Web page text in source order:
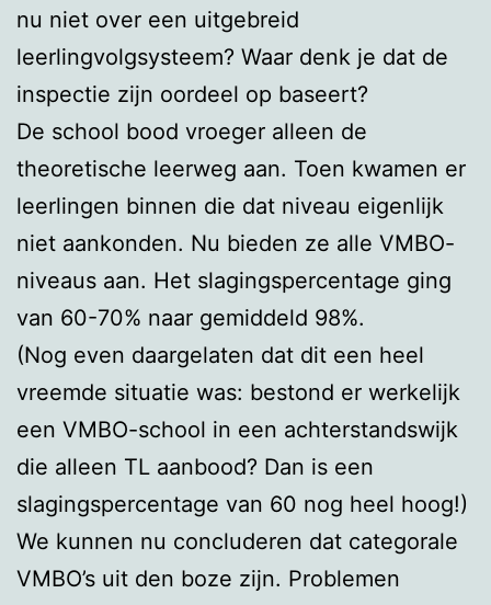
nu niet over een uitgebreid
leerlingvolgsysteem? Waar denk je dat de
inspectie zijn oordeel op baseert?
De school bood vroeger alleen de
theoretische leerweg aan. Toen kwamen er
leerlingen binnen die dat niveau eigenlijk
niet aankonden. Nu bieden ze alle VMBO-
niveaus aan. Het slagingspercentage ging
van 60-70% naar gemiddeld 98%.
(Nog even daargelaten dat dit een heel
vreemde situatie was: bestond er werkelijk
een VMBO-school in een achterstandswijk
die alleen TL aanbood? Dan is een
slagingspercentage van 60 nog heel hoog!)
We kunnen nu concluderen dat categorale
VMBO’s uit den boze zijn. Problemen